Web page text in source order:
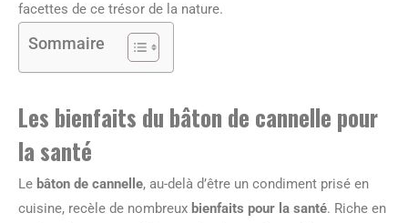
facettes de ce trésor de la nature.
Sommaire
Les bienfaits du bâton de cannelle pour
la santé
Le bâton de cannelle, au-delà d’être un condiment prisé en
cuisine, recèle de nombreux bienfaits pour la santé. Riche en